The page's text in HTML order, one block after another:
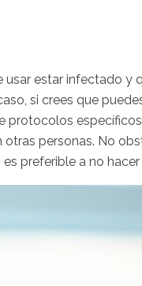
estar infectado y
si crees que
protocolos
personas. No
preferible a no hacer